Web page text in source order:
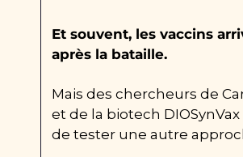
Et souvent, les vaccins
après la bataille.
Mais des chercheurs de
et de la biotech
de tester une autre